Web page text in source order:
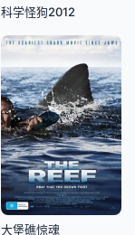
科学怪狗2012
大堡礁惊魂